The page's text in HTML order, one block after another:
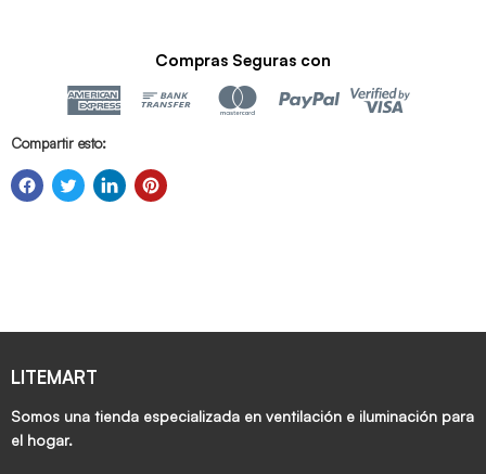
Compras Seguras con
Compartir esto:
LITEMART
Somos una tienda especializada en ventilación e iluminación para
el hogar.